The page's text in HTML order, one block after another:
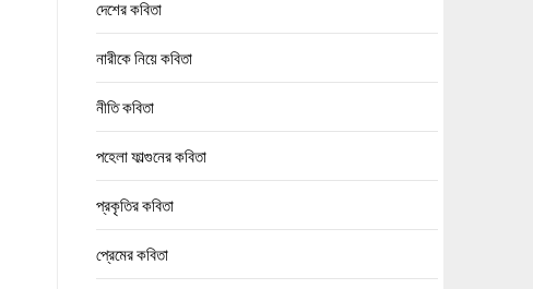
দেশের কবিতা
নারীকে নিয়ে কবিতা
নীতি কবিতা
পহেলা ফাল্গুনের কবিতা
প্রকৃতির কবিতা
প্রেমের কবিতা